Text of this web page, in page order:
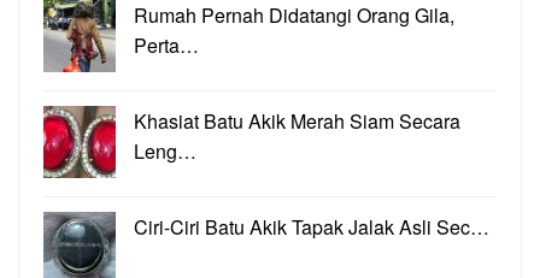
Rumah Pernah Didatangi Orang Gila,
Perta…
Khasiat Batu Akik Merah Siam Secara
Leng…
Ciri-Ciri Batu Akik Tapak Jalak Asli Sec…